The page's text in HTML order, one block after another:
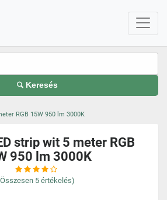
Keresés
RGB 15W 950 lm 3000K
strip wit 5 meter RGB
950 lm 3000K
5 értékelés)